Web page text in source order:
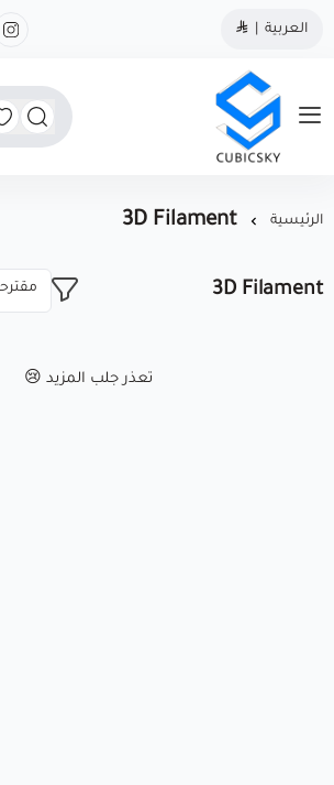
العربية
مؤسسة كيوبك سكاي
الرئيسية 3D Filament
3D Filament
تعذر جلب المزيد 😢